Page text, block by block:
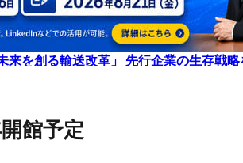
来を創る輸送改革」 先行企業の生存戦
館予定